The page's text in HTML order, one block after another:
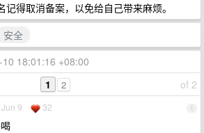
得取消备案，以免给自己带来麻烦。
安全
18:01:16 +08:00
of 2
1 2
1
Jun 9 32